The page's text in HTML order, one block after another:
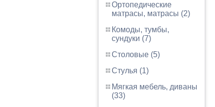
Ортопедические
матрасы, матрасы (2)
Комоды, тумбы,
сундуки (7)
Столовые (5)
Стулья (1)
Мягкая мебель, диваны
(33)